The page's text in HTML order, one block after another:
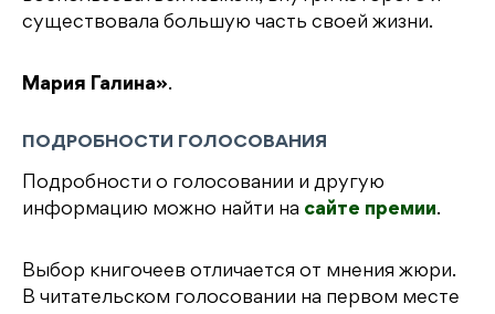
существовала большую часть своей жизни.
Мария Галина».
ПОДРОБНОСТИ ГОЛОСОВАНИЯ
Подробности о голосовании и другую
информацию можно найти на сайте премии.
Выбор книгочеев отличается от мнения жюри.
В читательском голосовании на первом месте